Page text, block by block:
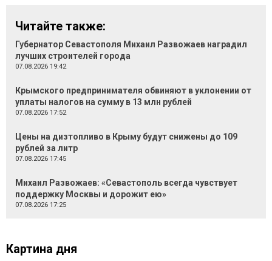
Читайте также:
Губернатор Севастополя Михаил Развожаев наградил
лучших строителей города
07.08.2026 19:42
Крымского предпринимателя обвиняют в уклонении от
уплаты налогов на сумму в 13 млн рублей
07.08.2026 17:52
Цены на дизтопливо в Крыму будут снижены до 109
рублей за литр
07.08.2026 17:45
Михаил Развожаев: «Севастополь всегда чувствует
поддержку Москвы и дорожит ею»
07.08.2026 17:25
Картина дня